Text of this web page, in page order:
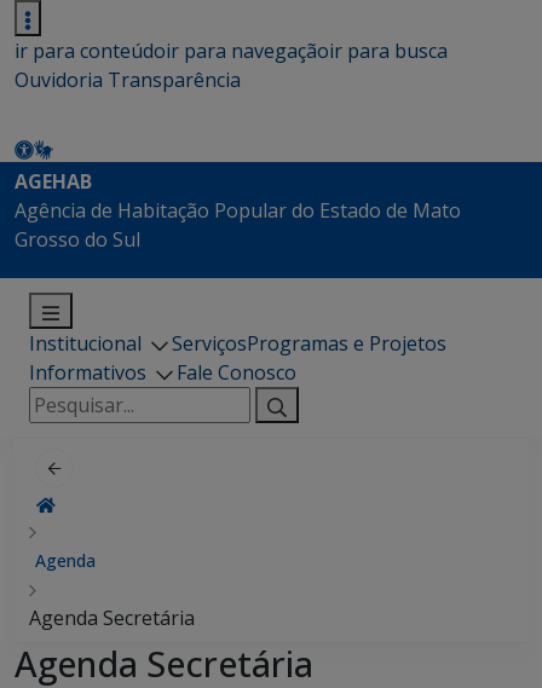
ir para conteúdoir para navegaçãoir para busca
Ouvidoria Transparência
AGEHAB
Agência de Habitação Popular do Estado de Mato
Grosso do Sul
Institucional ServiçosProgramas e Projetos
Informativos
Fale Conosco
Pesquisar
por:
Agenda
Agenda Secretária
Agenda Secretária